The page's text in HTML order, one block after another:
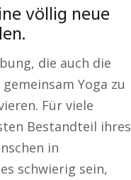
völlig neue
die auch die
Yoga zu
Für viele
Bestandteil ihres
in
schwierig sein,